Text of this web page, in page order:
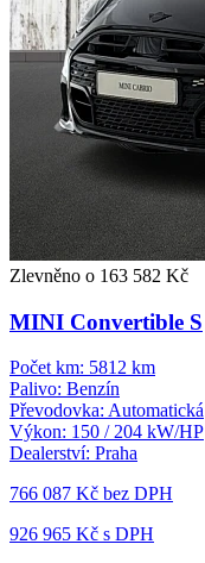
Zlevněno o 163 582 Kč
MINI Convertible S
Počet km: 5812 km
Palivo: Benzín
Převodovka: Automatická
Výkon: 150 / 204 kW/HP
Dealerství: Praha
766 087 Kč bez DPH
926 965 Kč s DPH